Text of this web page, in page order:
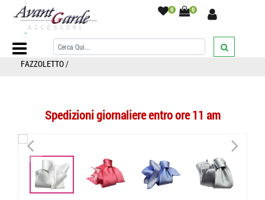
0 0
Home Page/COMPLETI ABBINATI/Cravatta e pochette/
CRAVATTA
e pochette completo abbinato tinta unit 8 OFFERTA CRAVATTE e
FAZZOLETTO/
Spedizioni giornaliere entro ore 11 am
< >